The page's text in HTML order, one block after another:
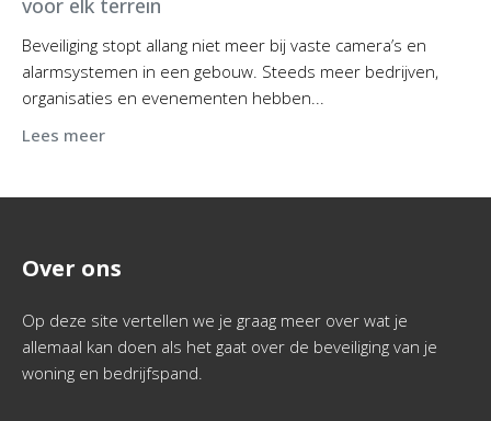
voor elk terrein
Beveiliging stopt allang niet meer bij vaste camera’s en
alarmsystemen in een gebouw. Steeds meer bedrijven,
organisaties en evenementen hebben...
Lees meer
Over ons
Op deze site vertellen we je graag meer over wat je
allemaal kan doen als het gaat over de beveiliging van je
woning en bedrijfspand.